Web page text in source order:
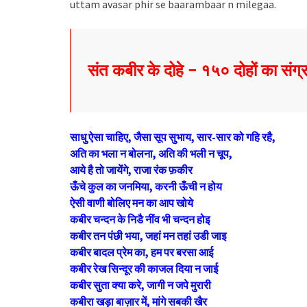
uttam avasar phir se baarambaar n milegaa.
संत कबीर के दोहे – १५० दोहों का
साधु ऐसा चाहिए, जैसा सूप सुभाय, सार-सार को गहि रहै,
अति का भला न बोलना, अति की भली न चूप,
आये है तो जायेंगे, राजा रंक फ़कीर
ऊँचे कुल का जनमिया, करनी ऊँची न होय
ऐसी वाणी बोलिए मन का आप खोये
कबीर चन्दन के निडै नींव भी चन्दन होइ
कबीर तन पंछी भया, जहां मन तहां उडी जाइ
कबीर बादल प्रेम का, हम पर बरसा आई
कबीर रेख सिन्दूर की काजल दिया न जाई
कबीर सुता क्या करे, जागी न जपे मुरारी
कबीरा खड़ा बाज़ार में, मांगे सबकी खैर